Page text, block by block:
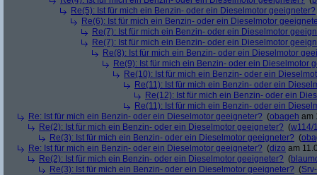
Re(5): Ist für mich ein Benzin- oder ein Dieselmotor geeigneter?
Re(6): Ist für mich ein Benzin- oder ein Dieselmotor
Re(7): Ist für mich ein Benzin- oder ein Dieselmotor
Re(7): Ist für mich ein Benzin- oder ein Dieselmotor
Re(8): Ist für mich ein Benzin- oder ein Dieselmotor
Re(9): Ist für mich ein Benzin- oder ein Dieselmotor
Re(10): Ist für mich ein Benzin- oder ein
Re(11): Ist für mich ein Benzin- oder ein
Re(12): Ist für mich ein Benzin- oder ein
Re(11): Ist für mich ein Benzin- oder ein
Re: Ist für mich ein Benzin- oder ein Dieselmotor geeigneter? (obageh am
Re(2): Ist für mich ein Benzin- oder ein Dieselmotor geeigneter? (w114/
Re(3): Ist für mich ein Benzin- oder ein Dieselmotor geeigneter? (
Re: Ist für mich ein Benzin- oder ein Dieselmotor geeigneter? (dizo am
Re(2): Ist für mich ein Benzin- oder ein Dieselmotor geeigneter? (
Re(3): Ist für mich ein Benzin- oder ein Dieselmotor geeigneter? (